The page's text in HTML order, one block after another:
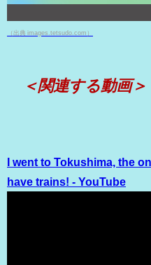
（出典 images.tetsudo.com）
＜関連する動画＞
I went to Tokushima, the
have trains! - YouTube